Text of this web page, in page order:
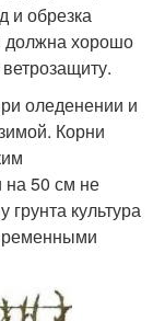
и обрезка
должна хорошо
оледенении и
Корни
50 см не
культура